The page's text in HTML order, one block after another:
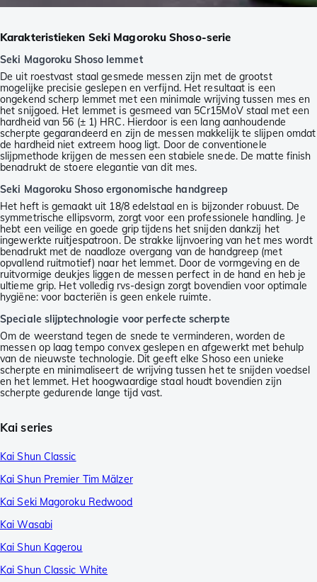
Karakteristieken Seki Magoroku Shoso-serie
Seki Magoroku Shoso lemmet
De uit roestvast staal gesmede messen zijn met de grootst
mogelijke precisie geslepen en verfijnd. Het resultaat is een
ongekend scherp lemmet met een minimale wrijving tussen mes en
het snijgoed. Het lemmet is gesmeed van 5Cr15MoV staal met een
hardheid van 56 (± 1) HRC. Hierdoor is een lang aanhoudende
scherpte gegarandeerd en zijn de messen makkelijk te slijpen omdat
de hardheid niet extreem hoog ligt. Door de conventionele
slijpmethode krijgen de messen een stabiele snede. De matte finish
benadrukt de stoere elegantie van dit mes.
Seki Magoroku Shoso ergonomische handgreep
Het heft is gemaakt uit 18/8 edelstaal en is bijzonder robuust. De
symmetrische ellipsvorm, zorgt voor een professionele handling. Je
hebt een veilige en goede grip tijdens het snijden dankzij het
ingewerkte ruitjespatroon. De strakke lijnvoering van het mes wordt
benadrukt met de naadloze overgang van de handgreep (met
opvallend ruitmotief) naar het lemmet. Door de vormgeving en de
ruitvormige deukjes liggen de messen perfect in de hand en heb je
ultieme grip. Het volledig rvs-design zorgt bovendien voor optimale
hygiëne: voor bacteriën is geen enkele ruimte.
Speciale slijptechnologie voor perfecte scherpte
Om de weerstand tegen de snede te verminderen, worden de
messen op laag tempo convex geslepen en afgewerkt met behulp
van de nieuwste technologie. Dit geeft elke Shoso een unieke
scherpte en minimaliseert de wrijving tussen het te snijden voedsel
en het lemmet. Het hoogwaardige staal houdt bovendien zijn
scherpte gedurende lange tijd vast.
Kai series
Kai Shun Classic
Kai Shun Premier Tim Mälzer
Kai Seki Magoroku Redwood
Kai Wasabi
Kai Shun Kagerou
Kai Shun Classic White